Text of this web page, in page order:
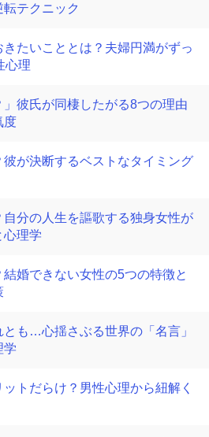
テクニック
たいこととは？夫婦円満がずっ
心理
」彼氏が同棲したがる8つの理由
度
が決断するベストなタイミング
分の人生を謳歌する独身女性が
心理学
婚できない女性の5つの特徴と
も…心揺さぶる世界の「名言」
学
トだらけ？男性心理から紐解く